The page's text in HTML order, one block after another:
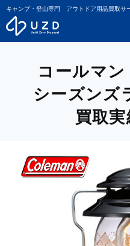
キャンプ・登山専門 アウトドア用品買取サ
コールマン
シーズンズ
買取